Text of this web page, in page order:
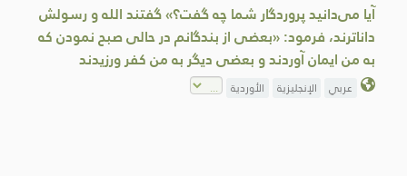
آیا می‌دانید پروردگار شما چه گفت؟» گفتند الله و رسولش
داناترند، فرمود: «بعضی از بندگانم در حالی صبح نمودن که
به من ایمان آوردند و بعضی دیگر به من کفر ورزیدند
عربي الإنجليزية الأوردية